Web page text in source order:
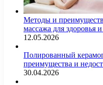
Методы и
массажа для здоровья
12.05.2026
Полированный
преимущества и
30.04.2026